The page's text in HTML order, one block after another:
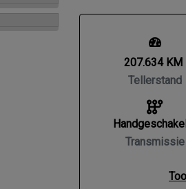
207.634 KM
Tellerstand
Transmissie